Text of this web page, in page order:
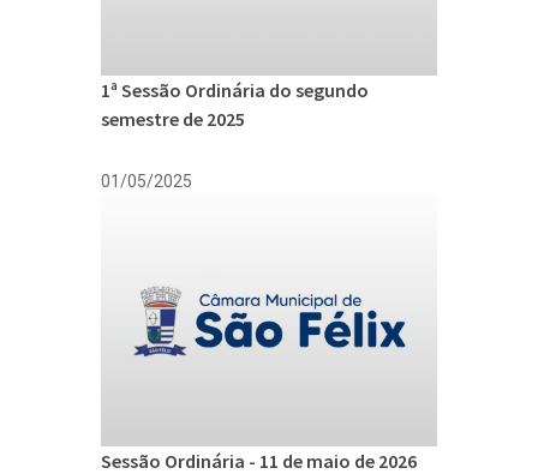
1ª Sessão Ordinária do segundo
semestre de 2025
01/05/2025
Sessão Ordinária - 11 de maio de 2026